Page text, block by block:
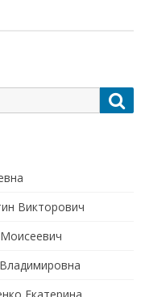
Викторович